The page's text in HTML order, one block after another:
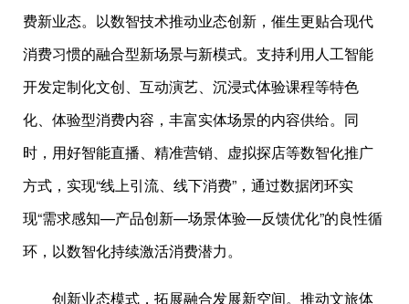
费新业态。以数智技术推动业态创新，催生更贴合现代
消费习惯的融合型新场景与新模式。支持利用人工智能
开发定制化文创、互动演艺、沉浸式体验课程等特色
化、体验型消费内容，丰富实体场景的内容供给。同
时，用好智能直播、精准营销、虚拟探店等数智化推广
方式，实现“线上引流、线下消费”，通过数据闭环实
现“需求感知—产品创新—场景体验—反馈优化”的良性循
环，以数智化持续激活消费潜力。
创新业态模式，拓展融合发展新空间。推动文旅体